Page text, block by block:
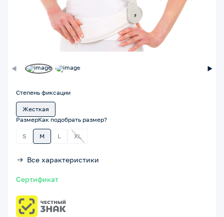
Степень фиксации
Жесткая
РазмерКак подобрать размер?
S M L XL
Все характеристики
Сертификат